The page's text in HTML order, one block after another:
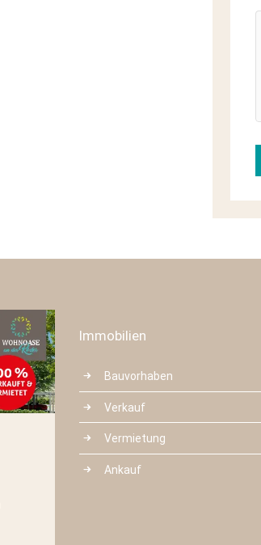
Mittelstraße 3
Radeberg
Immobilien
Bauvorhaben
Verkauf
Vermietung
Ankauf